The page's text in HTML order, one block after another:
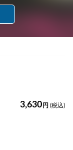
3,630 円 (税込)